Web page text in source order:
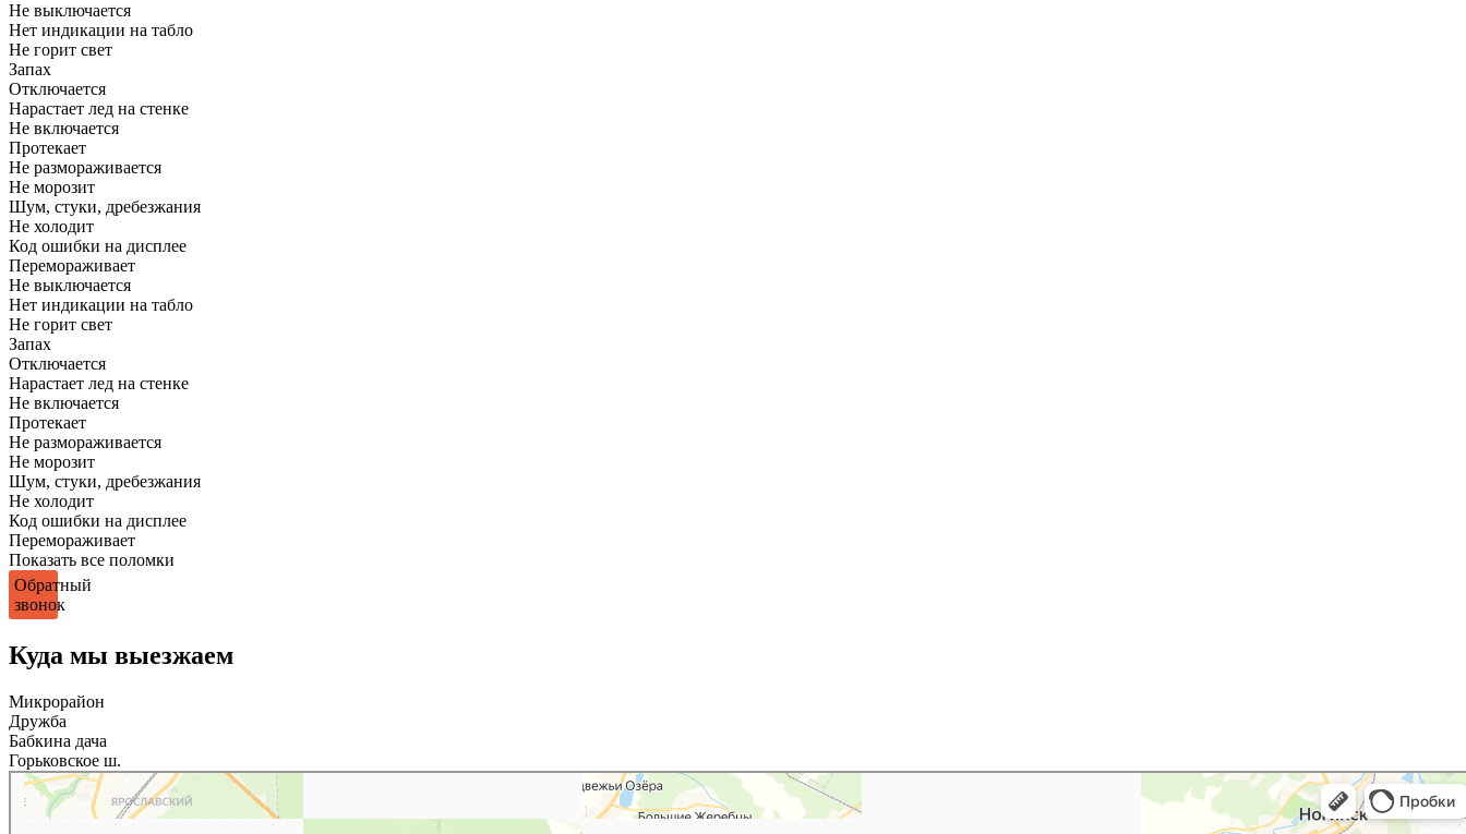
Не выключается
Нет индикации на табло
Не горит свет
Запах
Отключается
Нарастает лед на стенке
Не включается
Протекает
Не размораживается
Не морозит
Шум, стуки, дребезжания
Не холодит
Код ошибки на дисплее
Перемораживает
Не выключается
Нет индикации на табло
Не горит свет
Запах
Отключается
Нарастает лед на стенке
Не включается
Протекает
Не размораживается
Не морозит
Шум, стуки, дребезжания
Не холодит
Код ошибки на дисплее
Перемораживает
Показать все поломки
Обратный
звонок
Куда мы выезжаем
Микрорайон
Дружба
Бабкина дача
Горьковское ш.